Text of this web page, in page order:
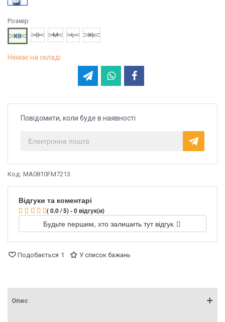
Розмір
XS
S M L XL
Немає на складі
Повідомити, коли буде в наявності
Код: MA0810FM7213
Відгуки та коментарі
( 0.0 / 5) - 0 відгук(и)
Будьте першим, хто залишить тут відгук
Подобається 1 У список бажань
Опис